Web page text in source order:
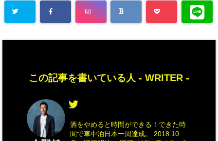
この記事を書いている人 - WRITER -
酒をやめると時間ができる！できた時
間で車中泊日本一周達成。 2018.10